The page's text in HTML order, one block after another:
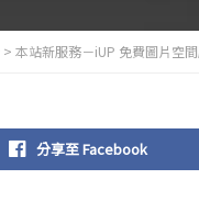
> 本站新服務－iUP 免費圖片空
分享至 Facebook